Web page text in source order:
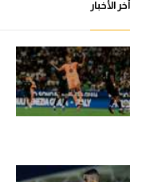
أخر الأخبار